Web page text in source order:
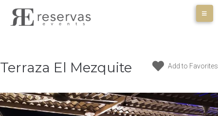
Terraza El Mezquite Add to Favorites